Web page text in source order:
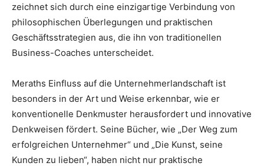
zeichnet sich durch eine einzigartige Verbindung von
philosophischen Überlegungen und praktischen
Geschäftsstrategien aus, die ihn von traditionellen
Business-Coaches unterscheidet.
Meraths Einfluss auf die Unternehmerlandschaft ist
besonders in der Art und Weise erkennbar, wie er
konventionelle Denkmuster herausfordert und innovative
Denkweisen fördert. Seine Bücher, wie „Der Weg zum
erfolgreichen Unternehmer“ und „Die Kunst, seine
Kunden zu lieben“, haben nicht nur praktische